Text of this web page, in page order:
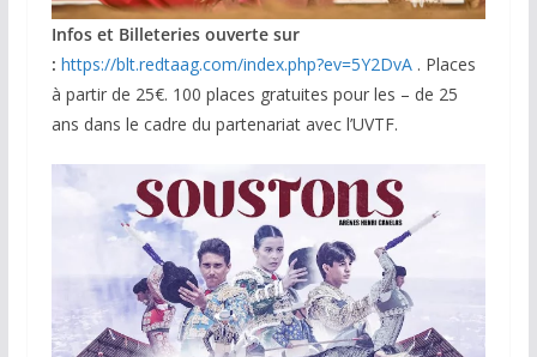
Infos et Billeteries ouverte sur
: https://blt.redtaag.com/index.php?ev=5Y2DvA. Places
à partir de 25€. 100 places gratuites pour les – de 25
ans dans le cadre du partenariat avec l’UVTF.